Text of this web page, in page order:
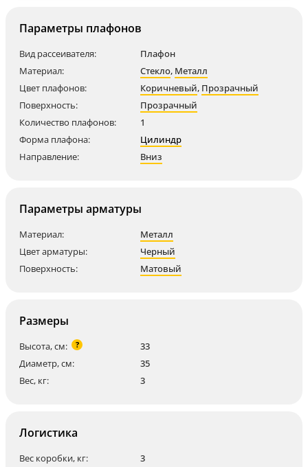
Параметры плафонов
Вид рассеивателя:
Плафон
Материал:
Стекло, Металл
Цвет плафонов:
Коричневый, Прозрачный
Поверхность:
Прозрачный
Количество плафонов:
1
Форма плафона:
Цилиндр
Направление:
Вниз
Параметры арматуры
Материал:
Металл
Цвет арматуры:
Черный
Поверхность:
Матовый
Размеры
Высота, см: ?
33
Диаметр, см:
35
Вес, кг:
3
Логистика
Вес коробки, кг: 3